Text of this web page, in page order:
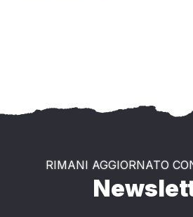
RIMANI AGGIORNATO